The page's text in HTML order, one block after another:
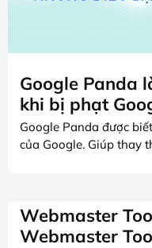
Google Panda
khi bị phạt
Google Panda được
của Google. Giúp thay
Webmaster
Webmaster